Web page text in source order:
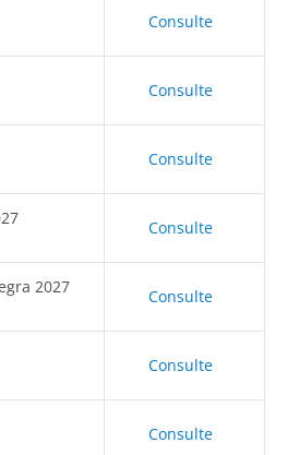
Consulte
Consulte
Consulte
Consulte
2027 Consulte
Consulte
Consulte